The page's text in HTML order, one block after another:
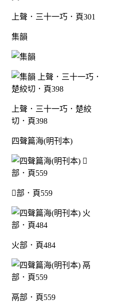
上聲．三十一巧．頁301
集韻
上聲．三十一巧．楚絞
切．頁398
四聲篇海(明刊本)
部．頁559
火部．頁484
鬲部．頁559